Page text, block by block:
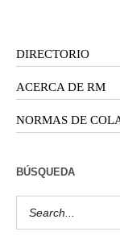
DIRECTORIO
ACERCA DE RM
NORMAS DE
BÚSQUEDA